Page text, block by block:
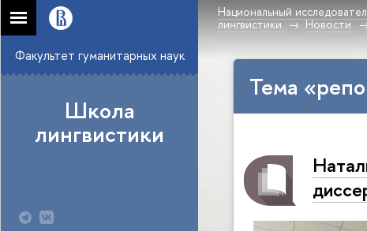
Национальный
лингвистики
Новости
Факультет гуманитарных наук
Школа
лингвистики
Тема